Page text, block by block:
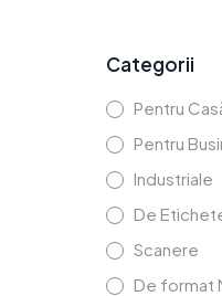
Categorii
Pentru
Pentru
Industriale
De
Scanere
De format